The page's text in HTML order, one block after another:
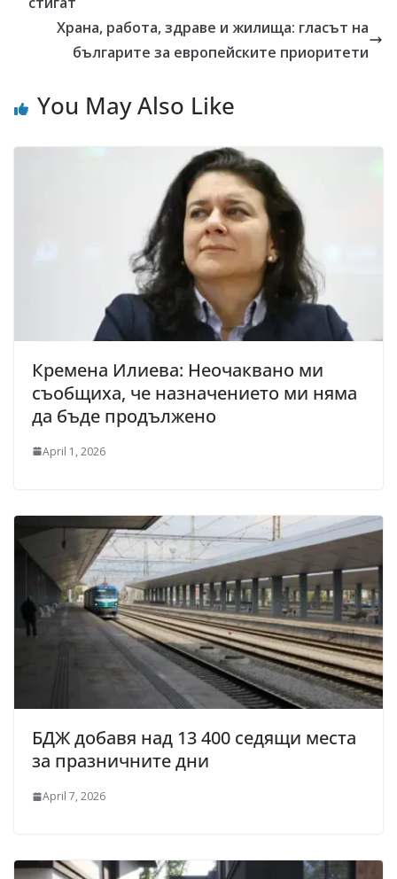
Храна, работа, здраве и жилища: гласът на
българите за европейските приоритети
You May Also Like
Кремена Илиева: Неочаквано ми
съобщиха, че назначението ми няма
да бъде продължено
April 1, 2026
БДЖ добавя над 13 400 седящи места
за празничните дни
April 7, 2026